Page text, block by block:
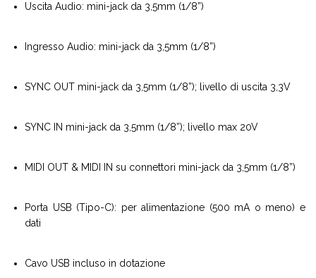
Uscita Audio: mini-jack da 3,5mm (1/8”)
Ingresso Audio: mini-jack da 3,5mm (1/8”)
SYNC OUT mini-jack da 3,5mm (1/8”); livello di uscita 3,3V
SYNC IN mini-jack da 3,5mm (1/8”); livello max 20V
MIDI OUT & MIDI IN su connettori mini-jack da 3,5mm (1/8”)
Porta USB (Tipo-C): per alimentazione (500 mA o meno) e
dati
Cavo USB incluso in dotazione